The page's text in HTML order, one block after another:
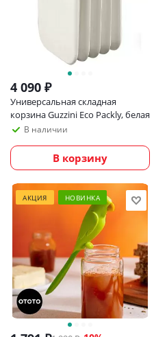
4 090 ₽
Универсальная складная
корзина Guzzini Eco Packly, белая
В наличии
В корзину
АКЦИЯ НОВИНКА